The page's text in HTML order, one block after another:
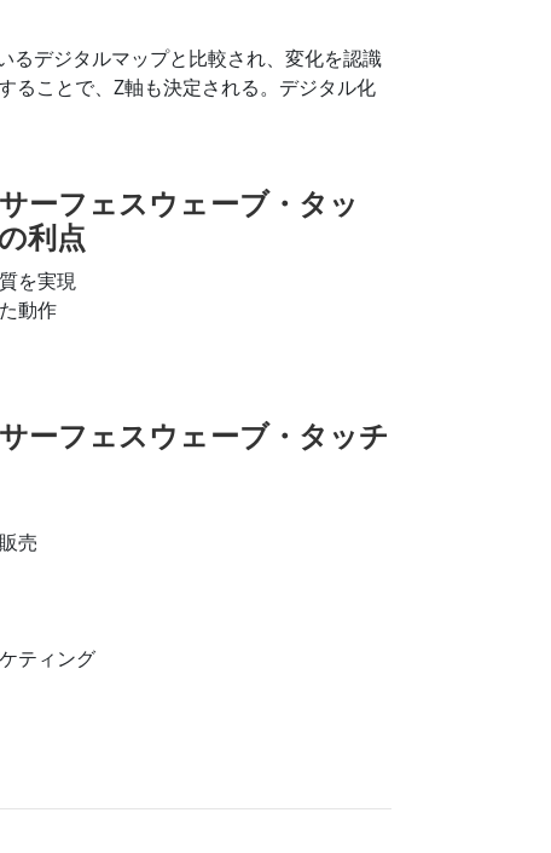
るデジタルマップと比較され、変化を認識
ることで、Z軸も決定される。デジタル化
ーフェスウェーブ・タッ
利点
を実現
動作
ーフェスウェーブ・タッチ
売
ティング